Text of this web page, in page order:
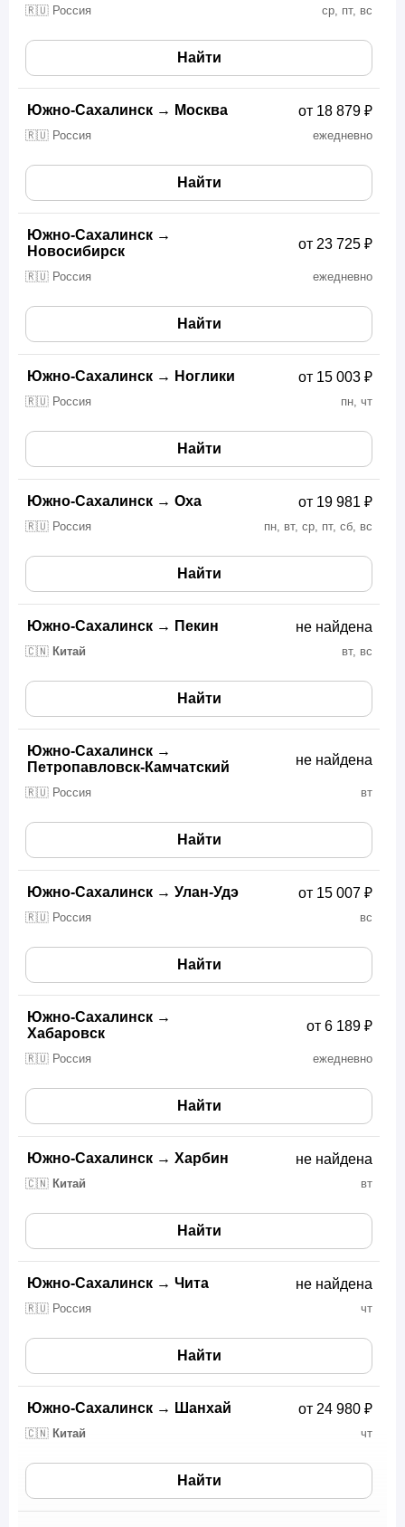
🇷🇺 Россия ср, пт, вс
Найти
Южно-Сахалинск → Москва
🇷🇺 Россия ежедневно
от 18 879 ₽
Найти
Южно-Сахалинск →
Новосибирск
🇷🇺 Россия ежедневно
от 23 725 ₽
Найти
Южно-Сахалинск → Ноглики
🇷🇺 Россия пн, чт
от 15 003 ₽
Найти
Южно-Сахалинск → Оха
🇷🇺 Россия пн, вт, ср, пт, сб, вс
от 19 981 ₽
Найти
Южно-Сахалинск → Пекин
🇨🇳 Китай вт, вс
не найдена
Найти
Южно-Сахалинск →
Петропавловск-Камчатский
🇷🇺 Россия вт
не найдена
Найти
Южно-Сахалинск → Улан-Удэ
🇷🇺 Россия вс
от 15 007 ₽
Найти
Южно-Сахалинск →
Хабаровск
🇷🇺 Россия ежедневно
от 6 189 ₽
Найти
Южно-Сахалинск → Харбин
🇨🇳 Китай вт
не найдена
Найти
Южно-Сахалинск → Чита
🇷🇺 Россия чт
не найдена
Найти
Южно-Сахалинск → Шанхай
🇨🇳 Китай чт
от 24 980 ₽
Найти